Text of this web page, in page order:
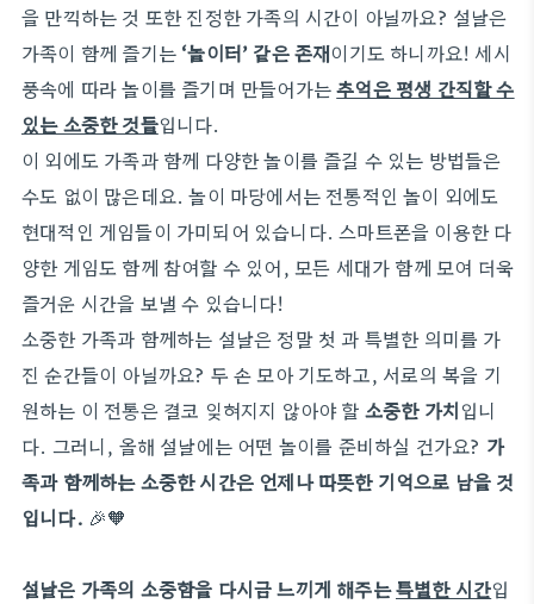
을 만끽하는 것 또한 진정한 가족의 시간이 아닐까요? 설날은
가족이 함께 즐기는 ‘놀이터’ 같은 존재이기도 하니까요! 세시
풍속에 따라 놀이를 즐기며 만들어가는추억은 평생 간직할 수
있는 소중한 것들입니다.
이 외에도 가족과 함께 다양한 놀이를 즐길 수 있는 방법들은
수도 없이 많은데요. 놀이 마당에서는 전통적인 놀이 외에도
현대적인 게임들이 가미되어 있습니다. 스마트폰을 이용한 다
양한 게임도 함께 참여할 수 있어, 모든 세대가 함께 모여 더욱
즐거운 시간을 보낼 수 있습니다!
소중한 가족과 함께하는 설날은 정말 첫 과 특별한 의미를 가
진 순간들이 아닐까요? 두 손 모아 기도하고, 서로의 복을 기
원하는 이 전통은 결코 잊혀지지 않아야 할 소중한 가치입니
다. 그러니, 올해 설날에는 어떤 놀이를 준비하실 건가요? 가
족과 함께하는 소중한 시간은 언제나 따뜻한 기억으로 남을 것
입니다. 🎉🧡
설날은 가족의 소중함을 다시금 느끼게 해주는특별한 시간입